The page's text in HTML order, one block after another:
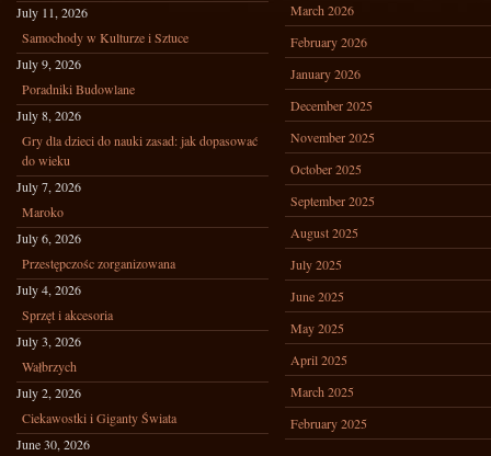
July 11, 2026
Samochody w Kulturze i Sztuce
July 9, 2026
Poradniki Budowlane
July 8, 2026
Gry dla dzieci do nauki zasad: jak dopasować
do wieku
July 7, 2026
Maroko
July 6, 2026
Przestępczośc zorganizowana
July 4, 2026
Sprzęt i akcesoria
July 3, 2026
Wałbrzych
July 2, 2026
Ciekawostki i Giganty Świata
June 30, 2026
March 2026
February 2026
January 2026
December 2025
November 2025
October 2025
September 2025
August 2025
July 2025
June 2025
May 2025
April 2025
March 2025
February 2025